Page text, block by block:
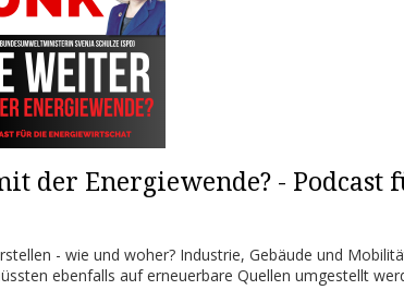
der Energiewende? - Podcast
- wie und woher? Industrie, Gebäude und
ebenfalls auf erneuerbare Quellen umgestellt